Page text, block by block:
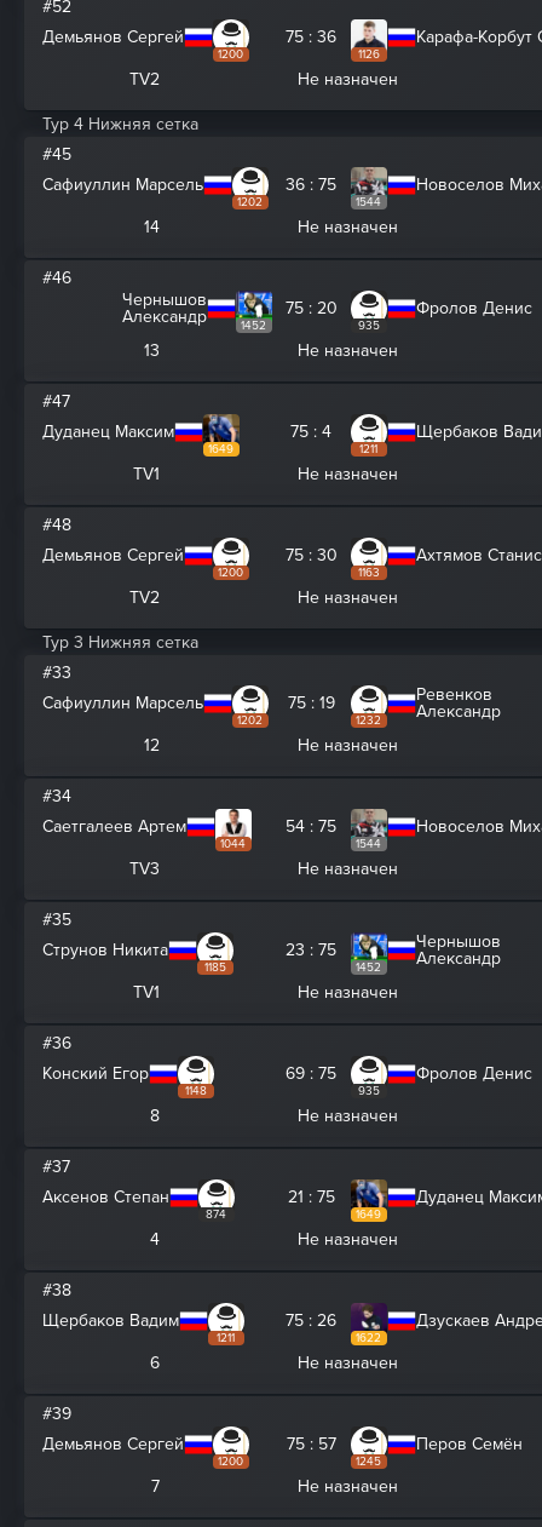
#52
Демьянов Сергей
1200
75 : 36
1126
Карафа-Корбут
TV2 Не назначен
Тур 4 Нижняя сетка
#45
Сафиуллин Марсель
1202
36 : 75
1544
Новоселов
14 Не назначен
#46
Чернышов
Александр
1452
75 : 20
935
Фролов Денис
13 Не назначен
#47
Дуданец Максим
1649
75 : 4
1211
Щербаков
TV1 Не назначен
#48
Демьянов Сергей
1200
75 : 30
1163
Ахтямов
TV2 Не назначен
Тур 3 Нижняя сетка
#33
Сафиуллин Марсель
1202
75 : 19
1232
Ревенков
Александр
12
Не назначен
#34
Саетгалеев Артем
1044
54 : 75
1544
Новоселов
TV3 Не назначен
#35
Струнов Никита
1185
23 : 75
1452
Чернышов
Александр
TV1
Не назначен
#36
Конский Егор
1148
69 : 75
935
Фролов Денис
8 Не назначен
#37
Аксенов Степан
874
21 : 75
1649
Дуданец
4 Не назначен
#38
Щербаков Вадим
1211
75 : 26
1622
Дзускаев
6 Не назначен
#39
Демьянов Сергей
1200
75 : 57
1245
Перов Семён
7 Не назначен